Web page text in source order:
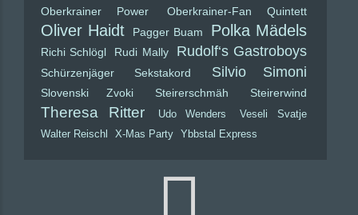
Oberkrainer Power
Oberkrainer-Fan Quintett
Oliver Haidt Pagger Buam Polka Mädels
Richi Schlögl Rudi Mally Rudolf‘s Gastroboys
Schürzenjäger Sekstakord Silvio Simoni
Slovenski Zvoki Steirerschmäh Steirerwind
Theresa Ritter Udo Wenders
Veseli Svatje
Walter Reischl
X-Mas Party Ybbstal Express